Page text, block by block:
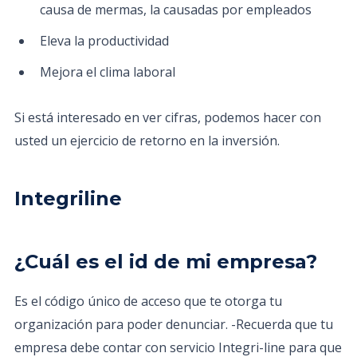
causa de mermas, la causadas por empleados
Eleva la productividad
Mejora el clima laboral
Si está interesado en ver cifras, podemos hacer con
usted un ejercicio de retorno en la inversión.
Integriline
¿Cuál es el id de mi empresa?
Es el código único de acceso que te otorga tu
organización para poder denunciar. -Recuerda que tu
empresa debe contar con servicio Integri-line para que